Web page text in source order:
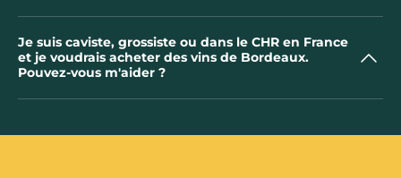
Je suis caviste, grossiste ou dans le CHR en France
et je voudrais acheter des vins de Bordeaux.
Pouvez-vous m'aider ?